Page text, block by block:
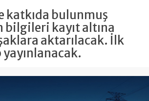
bulunmuş
bilgileri kayıt altına
aktarılacak. İlk